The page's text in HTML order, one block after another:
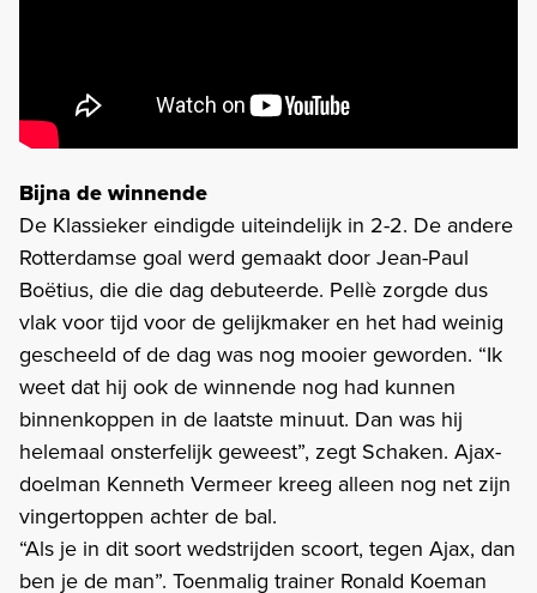
Bijna de winnende
De Klassieker eindigde uiteindelijk in 2-2. De andere
Rotterdamse goal werd gemaakt door Jean-Paul
Boëtius, die die dag debuteerde. Pellè zorgde dus
vlak voor tijd voor de gelijkmaker en het had weinig
gescheeld of de dag was nog mooier geworden. “Ik
weet dat hij ook de winnende nog had kunnen
binnenkoppen in de laatste minuut. Dan was hij
helemaal onsterfelijk geweest”, zegt Schaken. Ajax-
doelman Kenneth Vermeer kreeg alleen nog net zijn
vingertoppen achter de bal.
“Als je in dit soort wedstrijden scoort, tegen Ajax, dan
ben je de man”. Toenmalig trainer Ronald Koeman